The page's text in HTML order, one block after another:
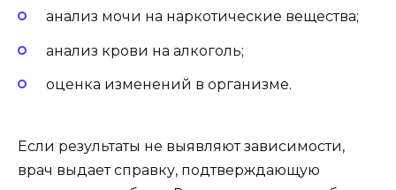
анализ мочи на наркотические вещества;
анализ крови на алкоголь;
оценка изменений в организме.
Если результаты не выявляют зависимости,
врач выдает справку, подтверждающую